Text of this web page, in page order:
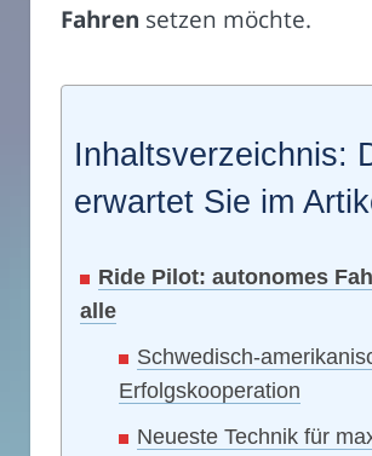
Fahren setzen möchte.
Inhaltsverzeichnis:
erwartet Sie im
Ride Pilot: autonomes
alle
Schwedisch-
Erfolgskooperation
Neueste Technik für